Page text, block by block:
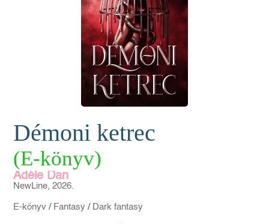
Démoni ketrec
(E-könyv)
Adéle Dan
NewLine, 2026.
E-könyv / Fantasy / Dark fantasy